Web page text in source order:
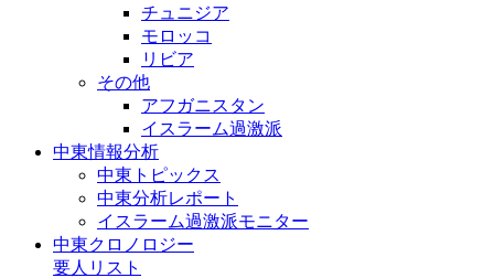
チュニジア
モロッコ
リビア
その他
アフガニスタン
イスラーム過激派
中東情報分析
中東トピックス
中東分析レポート
イスラーム過激派モニター
中東クロノロジー
要人リスト